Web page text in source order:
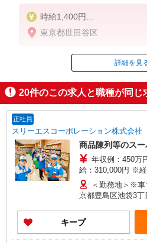
時給1,400円
土日／20円
東京都世田谷区
掲載期間
詳細を見
20件のこの求人と職種が同じ
正社員
スリーエスコーポレーション株式会
商品陳列等のス
年収例：450万
給：310,000円 ※
定により決定いたします ※昇給・賞
績等によります ※
て支給するため、
同額にならない場
与は満額支給となり
＜勤務地＞※車
京都豊島区池袋3
ザB2 ［3］神奈川
［4］東京都墨田区
馬区石神井町4-3-2
キープ